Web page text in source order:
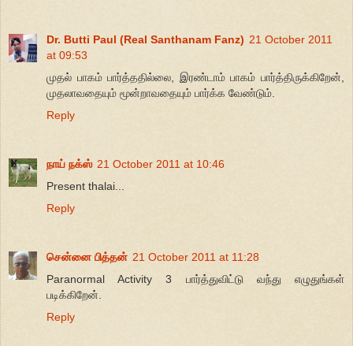
Dr. Butti Paul (Real Santhanam Fanz) 21 October 2011
at 09:53
முதல் பாகம் பார்த்ததில்லை, இரண்டாம் பாகம் பார்த்திருக்கிறேன்,
முதலாவதையும் மூன்றாவதையும் பார்க்க வேண்டும்.
Reply
நாய் நக்ஸ் 21 October 2011 at 10:46
Present thalai...
Reply
சென்னை பித்தன் 21 October 2011 at 11:28
Paranormal Activity 3 பார்த்துவிட்டு வந்து எழுதுங்கள்
படிக்கிறேன்.
Reply